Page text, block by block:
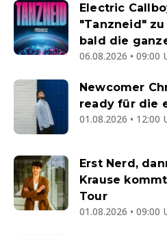
Electric
"Tanzneid"
bald die
06.08.2026 • 09:00
Newcomer
ready für die
01.08.2026 • 12:00
Erst Nerd,
Krause
Tour
01.08.2026 • 09:00